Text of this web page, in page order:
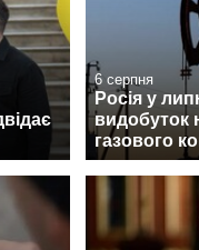
6 серпня
Росія у
видобуток
газового